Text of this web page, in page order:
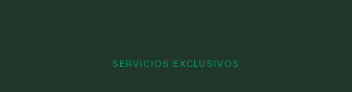
SERVICIOS EXCLUSIVOS